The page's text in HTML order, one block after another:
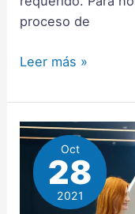
proceso de
Leer más »
Oct
28
2021